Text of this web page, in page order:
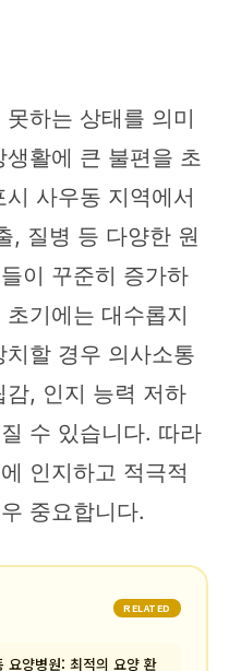
하는 상태를 의미
활에 큰 불편을 초
사우동 지역에서
, 질병 등 다양한 원
이 꾸준히 증가하
기에는 대수롭지
할 경우 의사소통
, 인지 능력 저하
수 있습니다. 따라
인지하고 적극적
중요합니다.
RELATED
요양병원: 최적의 요양 환